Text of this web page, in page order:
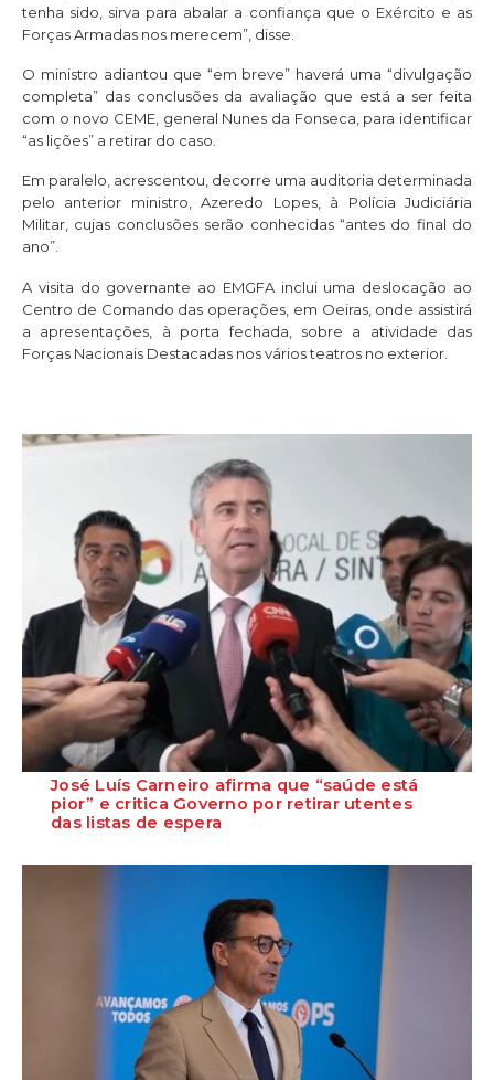
tenha sido, sirva para abalar a confiança que o Exército e as
Forças Armadas nos merecem”, disse.
O ministro adiantou que “em breve” haverá uma “divulgação
completa” das conclusões da avaliação que está a ser feita
com o novo CEME, general Nunes da Fonseca, para identificar
“as lições” a retirar do caso.
Em paralelo, acrescentou, decorre uma auditoria determinada
pelo anterior ministro, Azeredo Lopes, à Polícia Judiciária
Militar, cujas conclusões serão conhecidas “antes do final do
ano”.
A visita do governante ao EMGFA inclui uma deslocação ao
Centro de Comando das operações, em Oeiras, onde assistirá
a apresentações, à porta fechada, sobre a atividade das
Forças Nacionais Destacadas nos vários teatros no exterior.
José Luís Carneiro afirma que “saúde está
pior” e critica Governo por retirar utentes
das listas de espera